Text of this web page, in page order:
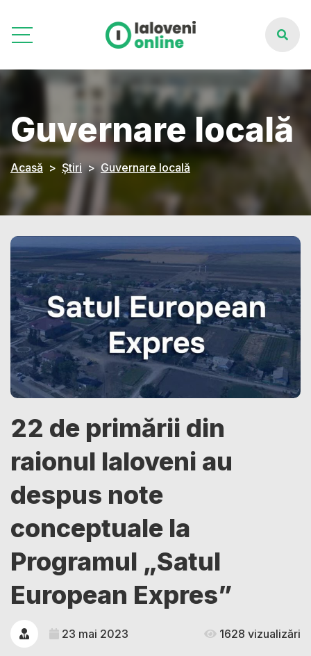
Guvernare locală
Acasă Știri Guvernare locală
22 de primării din
raionul Ialoveni au
despus note
conceptuale la
Programul „Satul
European Expres”
23 mai 2023 1628 vizualizări